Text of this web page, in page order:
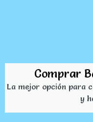
Comprar
La mejor opción para
y